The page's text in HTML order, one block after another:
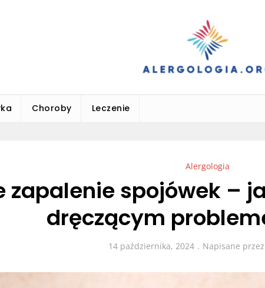
Choroby Leczenie
Alergologia
zapalenie spojówek –
dręczącym
14 października, 2024 Napisane